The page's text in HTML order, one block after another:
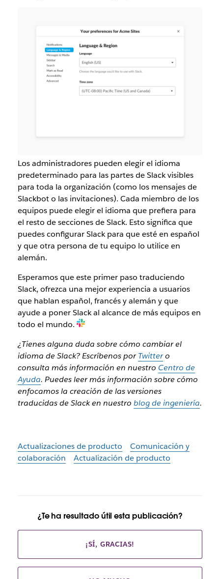
Los administradores pueden elegir el idioma
predeterminado para las partes de Slack visibles
para toda la organización (como los mensajes de
Slackbot o las invitaciones). Cada miembro de los
equipos puede elegir el idioma que prefiera para
el resto de secciones de Slack. Esto significa que
puedes configurar Slack para que esté en español
y que otra persona de tu equipo lo utilice en
alemán.
Esperamos que este primer paso traduciendo
Slack, ofrezca una mejor experiencia a usuarios
que hablan español, francés y alemán y que
ayude a poner Slack al alcance de más equipos en
todo el mundo.
¿Tienes alguna duda sobre cómo cambiar el
idioma de Slack? Escríbenos porTwittero
consulta más información en nuestro Centro de
Ayuda. Puedes leer más información sobre cómo
enfocamos la creación de las versiones
traducidas de Slack en nuestro blog de ingeniería.
Actualizaciones de producto
Comunicación y
colaboración
Actualización de producto
¿Te ha resultado útil esta publicación?
¡SÍ, GRACIAS!